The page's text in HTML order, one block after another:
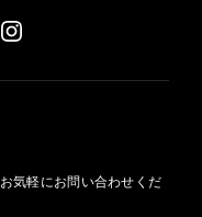
気軽にお問い合わせくだ